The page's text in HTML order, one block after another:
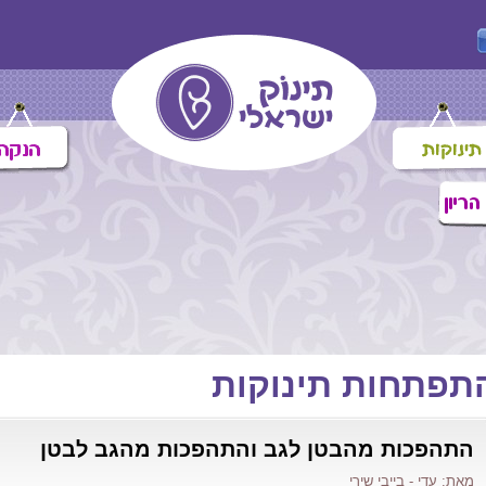
תינוקות
התהפכות מהבטן לגב והתהפכות מהגב לבטן
מאת: עדי - בייבי שירי